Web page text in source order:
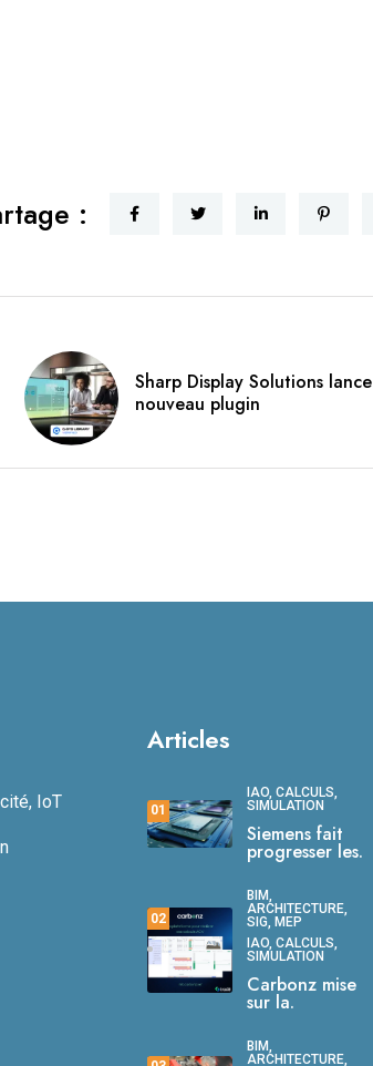
:
Sharp Display Solutions
nouveau plugin
IoT
Articles
01
IAO, CALCULS,
SIMULATION
Siemens fait
progresser les.
02
BIM,
ARCHITECTURE,
SIG, MEP
IAO, CALCULS,
SIMULATION
Carbonz mise
sur la.
BIM,
ARCHITECTURE,